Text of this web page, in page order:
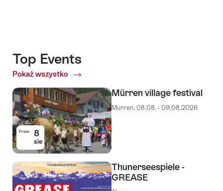
Top Events
Pokaż wszystko
Top
From 8
sie
Mürren village festival
Murren, 08.08. - 09.08.2026
Thunerseespiele -
GREASE